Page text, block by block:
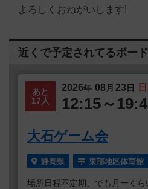
よろしくおねがいします!
近くで予定されてるボー
あと
17人
2026年 08 月 23日 日
12:15～
大石ゲーム会
静岡県 東部地区体育
場所日程不定期、でも月一く